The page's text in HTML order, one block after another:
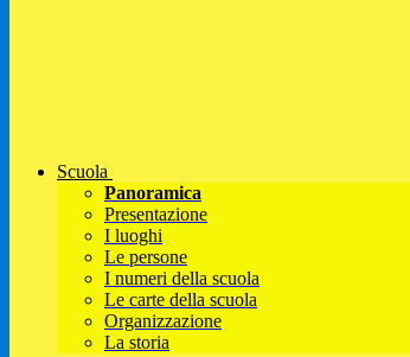
Scuola
Panoramica
Presentazione
I luoghi
Le persone
I numeri della scuola
Le carte della scuola
Organizzazione
La storia